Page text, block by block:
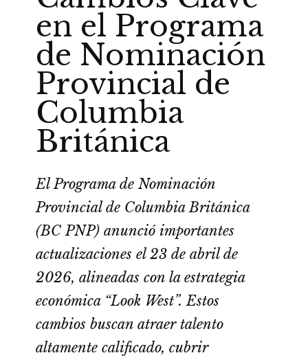
en el Programa
de Nominación
Provincial de
Columbia
Británica
El Programa de Nominación
Provincial de Columbia Británica
(BC PNP) anunció importantes
actualizaciones el 23 de abril de
2026, alineadas con la estrategia
económica “Look West”. Estos
cambios buscan atraer talento
altamente calificado, cubrir